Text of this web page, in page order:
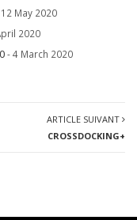
May 2020
2020
- 4 March 2020
ARTICLE SUIVANT
CROSSDOCKING+